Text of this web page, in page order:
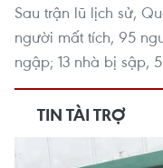
Sau trận lũ lịch sử,
người mất tích, 95
ngập; 13 nhà bị sập,